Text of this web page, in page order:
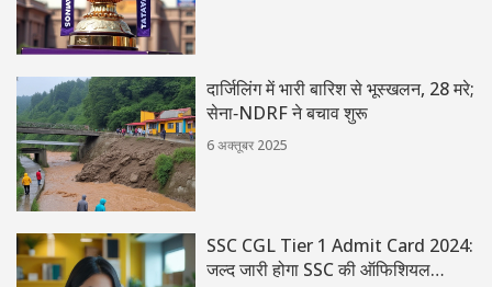
दार्जिलिंग में भारी बारिश से भूस्खलन, 28 मरे;
सेना‑NDRF ने बचाव शुरू
6 अक्तूबर 2025
SSC CGL Tier 1 Admit Card 2024:
जल्द जारी होगा SSC की ऑफिशियल